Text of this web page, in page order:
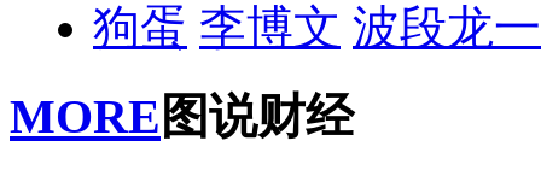
狗蛋 李博文 波段龙一
MORE 图说财经